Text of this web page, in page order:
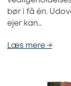
bør i få én.
ejer kan…
Læs mere →